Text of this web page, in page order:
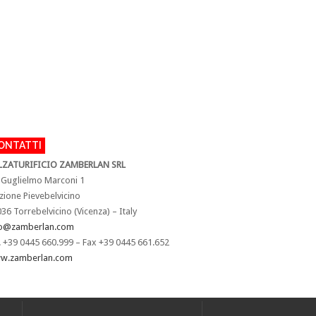
ZAMBERLAN SRL
Guglielmo Marconi 1
Pievebelvicino
Torrebelvicino (Vicenza) – Italy
+39 0445 660.999 – Fax +39 0445 661.652